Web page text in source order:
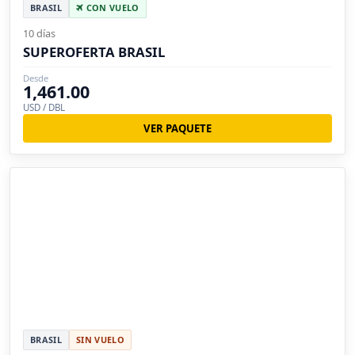
BRASIL CON VUELO
10 días
SUPEROFERTA BRASIL
Desde
1,461.00
USD / DBL
VER PAQUETE
BRASIL SIN VUELO